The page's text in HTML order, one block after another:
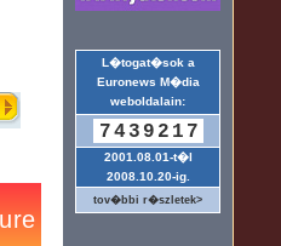
L�togat�sok a
Euronews M�dia
weboldalain:
7439217
2001.08.01-t�l
2008.10.20-ig.
tov�bbi r�szletek>